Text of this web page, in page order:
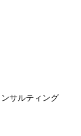
サルティング